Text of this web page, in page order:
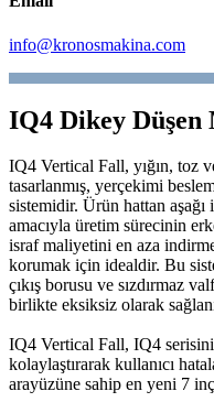
info@kronosmakina.com
IQ4 Dikey Düşen
IQ4 Vertical Fall, yığın, toz
tasarlanmış, yerçekimi
sistemidir. Ürün hattan
amacıyla üretim sürecinin
israf maliyetini en aza
korumak için idealdir. Bu
çıkış borusu ve sızdırmaz
birlikte eksiksiz olarak
IQ4 Vertical Fall, IQ4 serisini
kolaylaştırarak kullanıcı
arayüzüne sahip en yeni 7